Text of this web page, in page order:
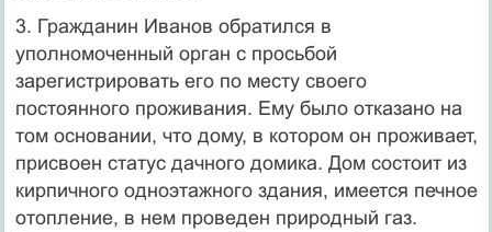
3. Гражданин Иванов обратился в
уполномоченный орган с просьбой
зарегистрировать его по месту своего
постоянного проживания. Ему было отказано на
том основании, что дому, в котором он проживает,
присвоен статус дачного домика. Дом состоит из
кирпичного одноэтажного здания, имеется печное
отопление, в нем проведен природный газ.